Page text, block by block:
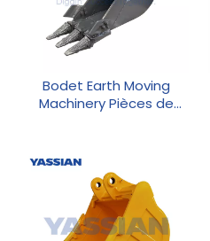
Bodet Earth Moving
Machinery Pièces de